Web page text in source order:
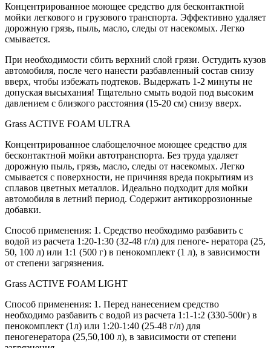
Концентрированное моющее средство для бесконтактной
мойки легкового и грузового транспорта. Эффективно удаляет
дорожную грязь, пыль, масло, следы от насекомых. Легко
смывается.
При необходимости сбить верхний слой грязи. Остудить кузов
автомобиля, после чего нанести разбавленный состав снизу
вверх, чтобы избежать подтеков. Выдержать 1-2 минуты не
допуская высыхания! Тщательно смыть водой под высоким
давлением с близкого расстояния (15-20 см) снизу вверх.
Grass ACTIVE FOAM ULTRA
Концентрированное слабощелочное моющее средство для
бесконтактной мойки автотранспорта. Без труда удаляет
дорожную пыль, грязь, масло, следы от насекомых. Легко
смывается с поверхности, не причиняя вреда покрытиям из
сплавов цветных металлов. Идеально подходит для мойки
автомобиля в летний период. Содержит антикоррозионные
добавки.
Способ применения: 1. Средство необходимо разбавить с
водой из расчета 1:20-1:30 (32-48 г/л) для пеноге- нератора (25,
50, 100 л) или 1:1 (500 г) в пенокомплект (1 л), в зависимости
от степени загрязнения.
Grass ACTIVE FOAM LIGHT
Способ применения: 1. Перед нанесением средство
необходимо разбавить с водой из расчета 1:1-1:2 (330-500г) в
пенокомплект (1л) или 1:20-1:40 (25-48 г/л) для
пеногенератора (25,50,100 л), в зависимости от степени